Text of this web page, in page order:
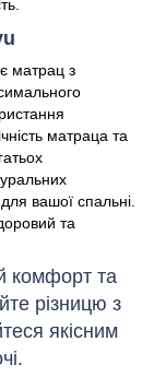
матрац з
матраца та
вашої спальні.
та
комфорт та
різницю з
якісним